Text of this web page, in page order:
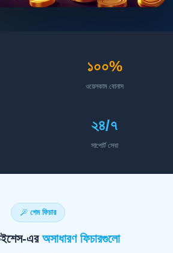
১০০%
ওয়েলকাম বোনাস
২৪/৭
সাপোর্ট সেবা
গেম ফিচার
এর অসাধারণ ফিচারগুলো